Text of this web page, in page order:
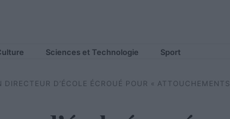
Sciences et Technologie Sport
D’ÉCOLE ÉCROUÉ POUR « ATTOUCHEMENTS